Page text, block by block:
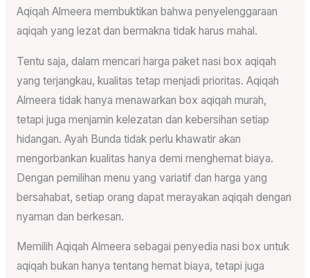
Aqiqah Almeera membuktikan bahwa penyelenggaraan
aqiqah yang lezat dan bermakna tidak harus mahal.
Tentu saja, dalam mencari harga paket nasi box aqiqah
yang terjangkau, kualitas tetap menjadi prioritas. Aqiqah
Almeera tidak hanya menawarkan box aqiqah murah,
tetapi juga menjamin kelezatan dan kebersihan setiap
hidangan. Ayah Bunda tidak perlu khawatir akan
mengorbankan kualitas hanya demi menghemat biaya.
Dengan pemilihan menu yang variatif dan harga yang
bersahabat, setiap orang dapat merayakan aqiqah dengan
nyaman dan berkesan.
Memilih Aqiqah Almeera sebagai penyedia nasi box untuk
aqiqah bukan hanya tentang hemat biaya, tetapi juga